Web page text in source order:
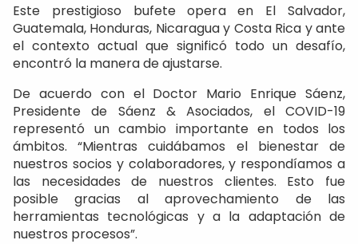
Este prestigioso bufete opera en El Salvador,
Guatemala, Honduras, Nicaragua y Costa Rica y ante
el contexto actual que significó todo un desafío,
encontró la manera de ajustarse.
De acuerdo con el Doctor Mario Enrique Sáenz,
Presidente de Sáenz & Asociados, el COVID-19
representó un cambio importante en todos los
ámbitos. “Mientras cuidábamos el bienestar de
nuestros socios y colaboradores, y respondíamos a
las necesidades de nuestros clientes. Esto fue
posible gracias al aprovechamiento de las
herramientas tecnológicas y a la adaptación de
nuestros procesos”.